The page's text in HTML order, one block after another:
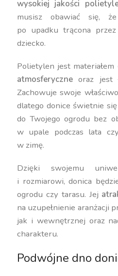
wysokiej jakości
musisz obawiać się,
po upadku trącona
dziecko.
Polietylen jest materiałem
atmosferyczne oraz jest
Zachowuje swoje
dlatego donice świetnie
do Twojego ogrodu bez
w upale podczas lata
w zimę.
Dzięki swojemu
i rozmiarowi, donica
ogrodu czy tarasu. Jej
na uzupełnienie aranżacji
jak i wewnętrznej oraz
charakteru.
Podwójne dno